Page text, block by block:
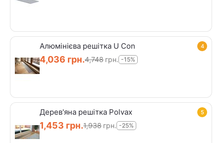
4
Алюмінієва решітка U Con
4,036 грн.4,748 грн. -15%
5
Дерев'яна решітка Polvax
1,453 грн.1,938 грн. -25%